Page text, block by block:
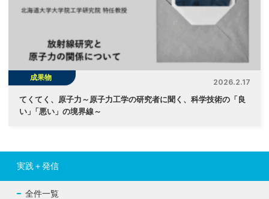
成果物
2026.2.17
てくてく、原子力～原子力工学の研究者に聞く、科学技術の「良
い」 「悪い」の境界線～
実践＋発信
全件一覧